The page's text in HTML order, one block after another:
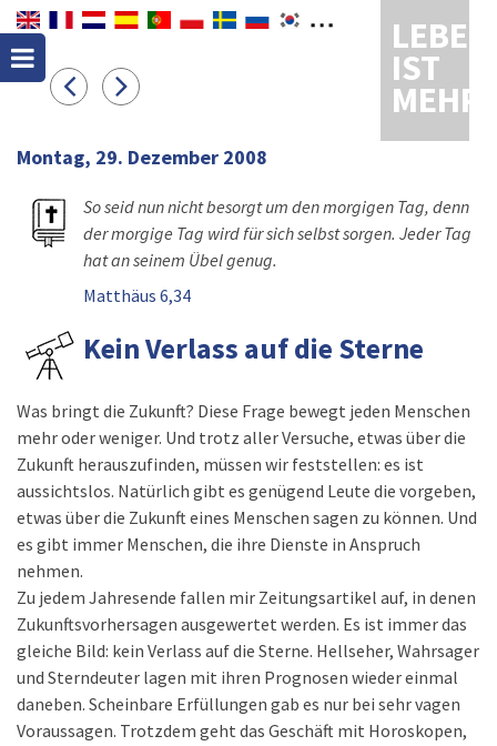
LEBEN
IST
MEHR
Montag, 29. Dezember 2008
So seid nun nicht besorgt um den morgigen Tag, denn
der morgige Tag wird für sich selbst sorgen. Jeder Tag
hat an seinem Übel genug.
Matthäus 6,34
Kein Verlass auf die Sterne
Was bringt die Zukunft? Diese Frage bewegt jeden Menschen
mehr oder weniger. Und trotz aller Versuche, etwas über die
Zukunft herauszufinden, müssen wir feststellen: es ist
aussichtslos. Natürlich gibt es genügend Leute die vorgeben,
etwas über die Zukunft eines Menschen sagen zu können. Und
es gibt immer Menschen, die ihre Dienste in Anspruch
nehmen.
Zu jedem Jahresende fallen mir Zeitungsartikel auf, in denen
Zukunftsvorhersagen ausgewertet werden. Es ist immer das
gleiche Bild: kein Verlass auf die Sterne. Hellseher, Wahrsager
und Sterndeuter lagen mit ihren Prognosen wieder einmal
daneben. Scheinbare Erfüllungen gab es nur bei sehr vagen
Voraussagen. Trotzdem geht das Geschäft mit Horoskopen,